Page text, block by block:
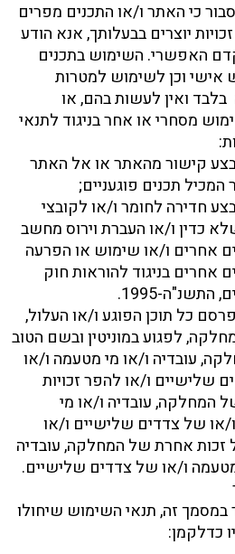
סבור כי האתר ו/או התכנים מפרים
יוצרים בבעלותך, אנא הודע
האפשרי. השימוש בתכנים
אישי וכן לשימוש למטרות
ואין לעשות בהם, או
מסחרי או אחר בניגוד לתנאי
לבצע קישור מהאתר או אל האתר
תכנים פוגעניים;
לבצע חדירה לחומר ו/או לקובצי
כדין ו/או העברת וירוס מחשב
אחרים ו/או שימוש או הפרעה
אחרים בניגוד להוראות חוק
1995.
לפרסם כל תוכן הפוגע ו/או העלול,
לפגוע במוניטין ובשם הטוב
עובדיה ו/או מי מטעמה ו/או
שלישיים ו/או להפר זכויות
המחלקה, עובדיה ו/או מי
או של צדדים שלישיים ו/או
זכות אחרת של המחלקה, עובדיה
ו/או של צדדים שלישיים.
במסמך זה, תנאי השימוש שיחולו
כדלקמן: